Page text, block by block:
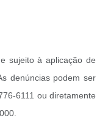
sujeito à aplicação de
denúncias podem ser
6111 ou diretamente